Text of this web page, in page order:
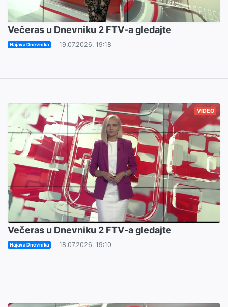
Večeras u Dnevniku 2 FTV-a gledajte
Najava Dnevnika 19.07.2026. 19:18
VIDEO
Večeras u Dnevniku 2 FTV-a gledajte
Najava Dnevnika 18.07.2026. 19:10